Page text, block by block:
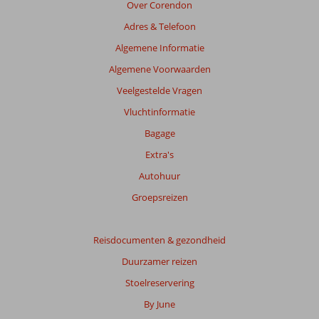
Over Corendon
Adres & Telefoon
Algemene Informatie
Algemene Voorwaarden
Veelgestelde Vragen
Vluchtinformatie
Bagage
Extra's
Autohuur
Groepsreizen
Reisdocumenten & gezondheid
Duurzamer reizen
Stoelreservering
By June